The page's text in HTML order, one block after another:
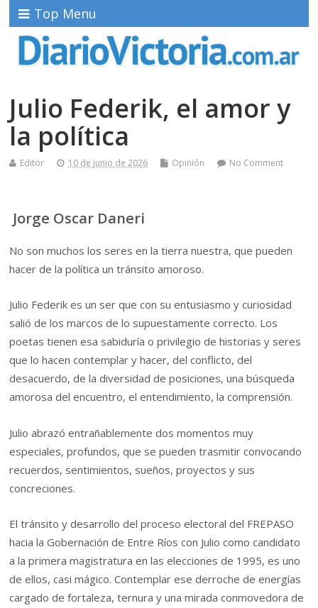
Top Menu
Julio Federik, el amor y
la política
Editor 10 de junio de 2026 Opinión No Comment
Jorge Oscar Daneri
No son muchos los seres en la tierra nuestra, que pueden
hacer de la política un tránsito amoroso.
Julio Federik es un ser que con su entusiasmo y curiosidad
salió de los marcos de lo supuestamente correcto. Los
poetas tienen esa sabiduría o privilegio de historias y seres
que lo hacen contemplar y hacer, del conflicto, del
desacuerdo, de la diversidad de posiciones, una búsqueda
amorosa del encuentro, el entendimiento, la comprensión.
Julio abrazó entrañablemente dos momentos muy
especiales, profundos, que se pueden trasmitir convocando
recuerdos, sentimientos, sueños, proyectos y sus
concreciones.
El tránsito y desarrollo del proceso electoral del FREPASO
hacia la Gobernación de Entre Ríos con Julio como candidato
a la primera magistratura en las elecciones de 1995, es uno
de ellos, casi mágico. Contemplar ese derroche de energías
cargado de fortaleza, ternura y una mirada conmovedora de